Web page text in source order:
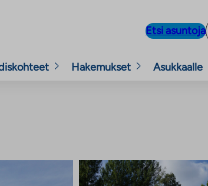
Etsi asuntoja
Hakemukset Asukkaalle